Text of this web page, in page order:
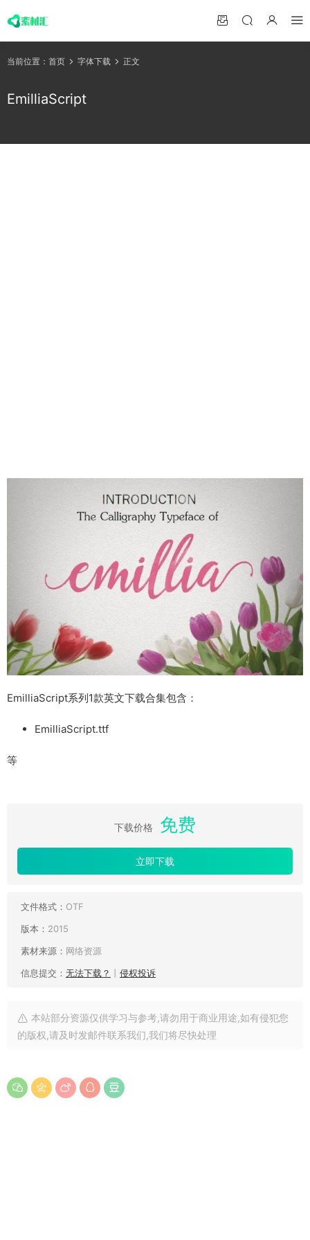
当前位置： 首页 字体下载 正文
EmilliaScript
EmilliaScript系列1款英文下载合集包含：
EmilliaScript.ttf
等
下载价格 免费
立即下载
文件格式： OTF
版本： 2015
素材来源： 网络资源
信息提交： 无法下载？ 侵权投诉
本站部分资源仅供学习与参考,请勿用于商业用途,如有侵犯您
的版权,请及时发邮件联系我们,我们将尽快处理